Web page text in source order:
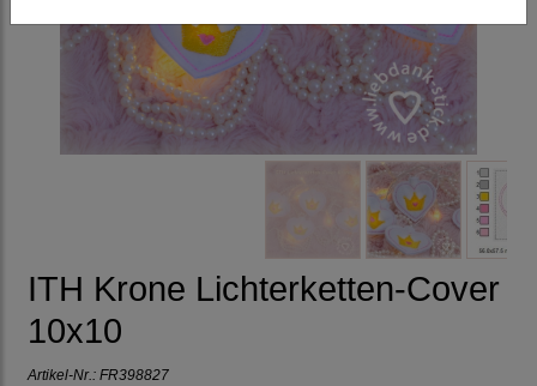
ITH Krone Lichterketten-Cover
10x10
Artikel-Nr.: FR398827